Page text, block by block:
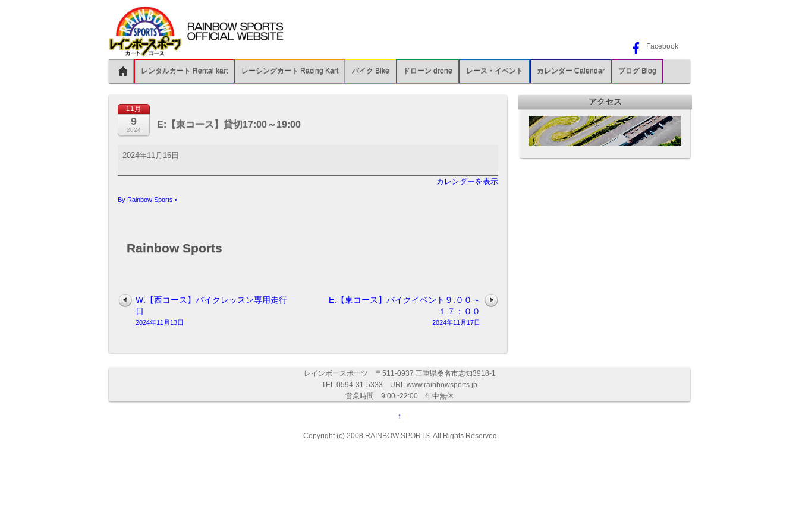
Facebook
レンタルカート Rental kart レーシングカート Racing Kart バイク Bike ドローン drone レース・イベント カレンダー Calendar ブログ Blog
11月
9
2024
E:【東コース】貸切17:00～19:00
E:
ス】
19:00
2024年11月16日
カレンダーを表示
By Rainbow Sports •
Rainbow Sports
W:【西コース】バイクレッスン専用走行
日
2024年11月13日
E:【東コース】バイクイベント９:００～
１７：００
2024年11月17日
アクセス
レインボースポーツ 〒511-0937 三重県桑名市志知3918-1
TEL 0594-31-5333 URL www.rainbowsports.jp
営業時間 9:00~22:00 年中無休
↑
Copyright (c) 2008 RAINBOW SPORTS. All Rights Reserved.